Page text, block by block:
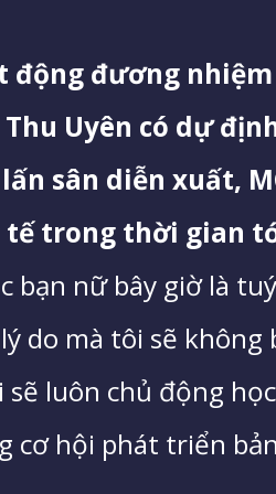
động đương
Thu Uyên có dự
sân diễn xuất,
tế trong thời gian
bạn nữ bây giờ là
do mà tôi sẽ
sẽ luôn chủ động
cơ hội phát triển